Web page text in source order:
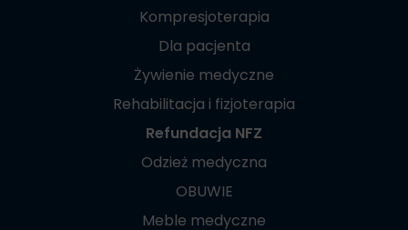
Kompresjoterapia
Dla pacjenta
Żywienie medyczne
Rehabilitacja i fizjoterapia
Refundacja NFZ
Odzież medyczna
OBUWIE
Meble medyczne